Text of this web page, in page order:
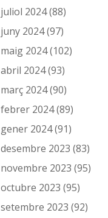
juliol 2024(88)
juny 2024(97)
maig 2024(102)
abril 2024(93)
març 2024(90)
febrer 2024(89)
gener 2024(91)
desembre 2023 (83)
novembre 2023 (95)
octubre 2023 (95)
setembre 2023 (92)